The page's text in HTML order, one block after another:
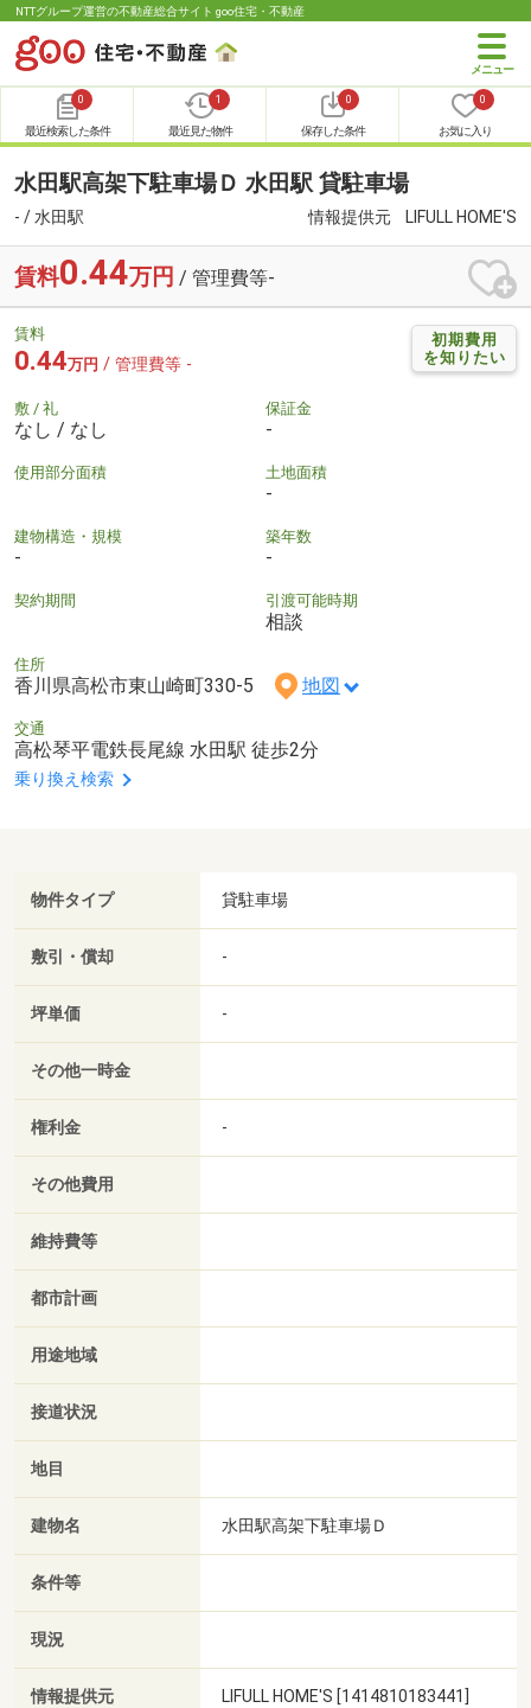
NTTグループ運営の不動産総合サイト goo住宅・不動産
0
最近検索した条件
1
最近見た物件
0
保存した条件
0
お気に入り
水田駅高架下駐車場Ｄ 水田駅 貸駐車場
- / 水田駅 情報提供元 LIFULL HOME'S
賃料0.44万円 / 管理費等-
初期費用
を知りたい
賃料
0.44万円 / 管理費等 -
敷 / 礼
なし / なし
保証金
-
使用部分面積 土地面積
-
建物構造・規模
-
築年数
-
契約期間 引渡可能時期
相談
住所
香川県高松市東山崎町330-5 地図
交通
高松琴平電鉄長尾線 水田駅 徒歩2分
乗り換え検索
物件タイプ 貸駐車場
敷引・償却 -
坪単価 -
その他一時金
権利金 -
その他費用
維持費等
都市計画
用途地域
接道状況
地目
建物名 水田駅高架下駐車場Ｄ
条件等
現況
情報提供元 LIFULL HOME'S [1414810183441]